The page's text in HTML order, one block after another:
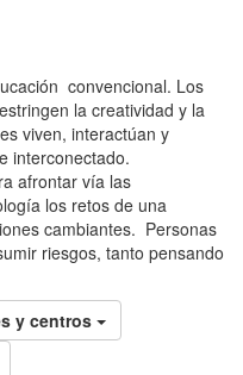
convencional. Los
la creatividad y la
viven, interactúan y
interconectado.
afrontar vía las
los retos de una
cambiantes. Personas
riesgos, tanto pensando
y centros